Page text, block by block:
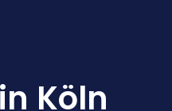
Köln